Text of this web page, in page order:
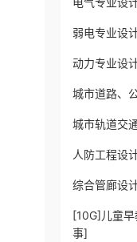
弱电专业设
动力专业设
城市道路、
城市轨道交
人防工程设
综合管廊设
[10G]儿童
事]